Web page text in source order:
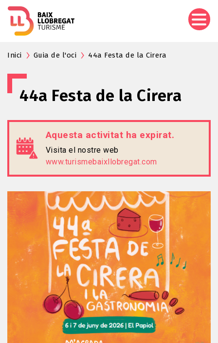
Inici Guia de l'oci 44a Festa de la Cirera
44a Festa de la Cirera
Aquesta activitat ha expirat.
Visita el nostre web
www.turismebaixllobregat.com